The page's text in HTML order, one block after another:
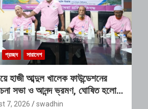
প্রচ্ছদ সারাদেশ
হাজী আব্দুল খালেক ফাউন্ডেশনের
সভা ও আনন্দ ভ্রমণ, ঘোষিত হলো
কমিটি
7, 2026 swadhin